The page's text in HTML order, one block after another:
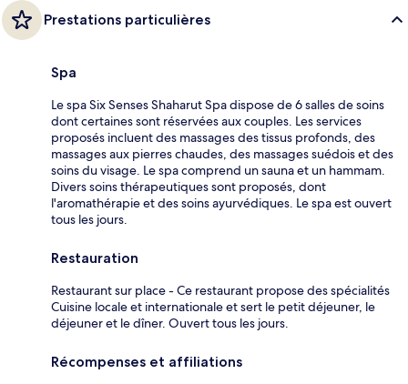
Prestations particulières
Spa
Le spa Six Senses Shaharut Spa dispose de 6 salles de soins
dont certaines sont réservées aux couples. Les services
proposés incluent des massages des tissus profonds, des
massages aux pierres chaudes, des massages suédois et des
soins du visage. Le spa comprend un sauna et un hammam.
Divers soins thérapeutiques sont proposés, dont
l'aromathérapie et des soins ayurvédiques. Le spa est ouvert
tous les jours.
Restauration
Restaurant sur place - Ce restaurant propose des spécialités
Cuisine locale et internationale et sert le petit déjeuner, le
déjeuner et le dîner. Ouvert tous les jours.
Récompenses et affiliations